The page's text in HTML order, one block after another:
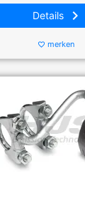
Details keyboard_arrow_right
favorite_border merken